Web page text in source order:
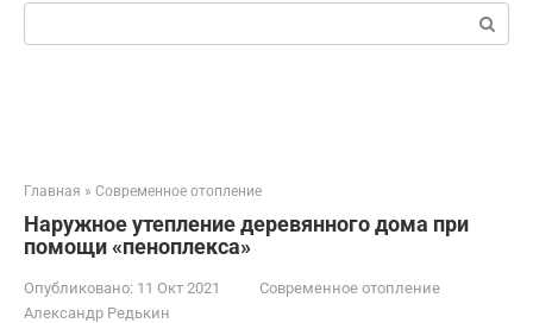
Поиск:
Главная » Современное отопление
Наружное утепление деревянного дома при
помощи «пеноплекса»
Опубликовано: 11 Окт 2021
Современное отопление
Александр Редькин